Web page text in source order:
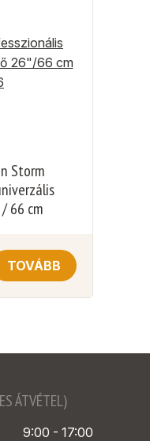
Storm
66 cm
TOVÁBB
ÁTVÉTEL)
9:00 - 17:00